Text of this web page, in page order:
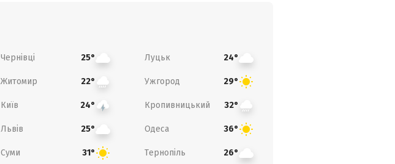
Чернівці 25° Луцьк 24°
Житомир 22° Ужгород 29°
Київ 24° Кропивницький 32°
Львів 25° Одеса 36°
Суми 31° Тернопіль 26°